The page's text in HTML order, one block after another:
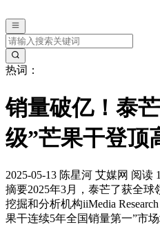
热词：
销量破亿！泰
级”芒果干登顶
2025-05-13 陈星河 艾媒网 阅读
摘要2025年3月，泰芒了获全
挖掘和分析机构iiMedia
果干连续5年全国销量第一”市场